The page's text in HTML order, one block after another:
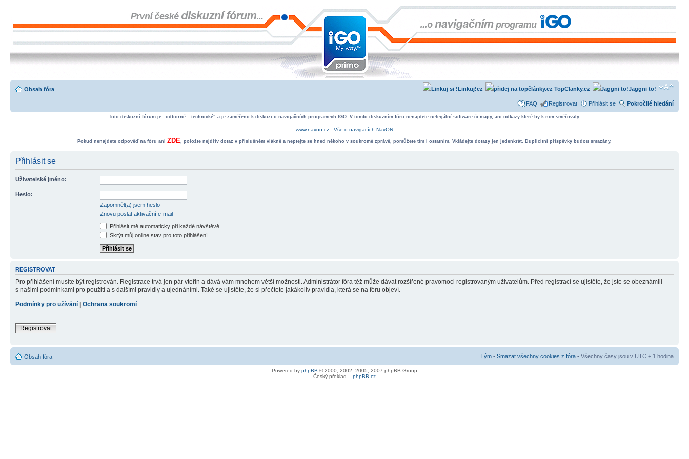
Obsah fóra Jaggni to!
TopClanky.cz
Linkuj!cz
FAQ Registrovat Přihlásit se Pokročilé hledání
Toto diskuzní fórum je „odborně – technické“ a je zaměřeno k diskuzi o navigačních programech IGO. V tomto diskuzním fóru nenajdete nelegální software či mapy, ani odkazy které by k nim směřovaly.
www.navon.cz - Vše o navigacích NavON
Pokud nenajdete odpověď na fóru ani ZDE, položte nejdřív dotaz v příslušném vlákně a neptejte se hned někoho v soukromé zprávě, pomůžete tím i ostatním. Vkládejte dotazy jen jedenkrát. Duplicitní příspěvky budou smazány.
Přihlásit se
Uživatelské jméno:
Heslo:
Zapomněl(a) jsem heslo
Znovu poslat aktivační e-mail
Přihlásit mě automaticky při každé návštěvě
Skrýt můj online stav pro toto přihlášení
REGISTROVAT
Pro přihlášení musíte být registrován. Registrace trvá jen pár vteřin a dává vám mnohem větší možnosti. Administrátor fóra též může dávat rozšířené pravomoci registrovaným uživatelům. Před registrací se ujistěte, že jste se obeznámili
s našimi podmínkami pro použití a s dalšími pravidly a ujednáními. Také se ujistěte, že si přečtete jakákoliv pravidla, která se na fóru objeví.
Podmínky pro užívání | Ochrana soukromí
Registrovat
Obsah fóra Tým • Smazat všechny cookies z fóra • Všechny časy jsou v UTC + 1 hodina
Powered by phpBB © 2000, 2002, 2005, 2007 phpBB Group
Český překlad – phpBB.cz